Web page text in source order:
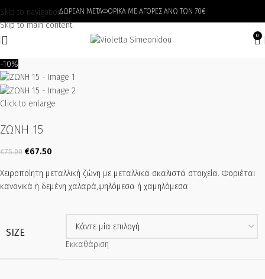
Skip to navigation
Skip to main content
ΔΩΡΕΑΝ ΜΕΤΑΦΟΡΙΚΑ ΜΕ ΑΓΟΡΕΣ ΑΝΩ ΤΩΝ 70€
0
-10%
Click to enlarge
ΖΩΝΗ 15
€75.00 €67.50
Χειροποίητη μεταλλική ζώνη με μεταλλικά σκαλιστά στοιχεία. Φοριέται
κανονικά ή δεμένη χαλαρά,ψηλόμεσα ή χαμηλόμεσα
SIZE
Εκκαθάριση